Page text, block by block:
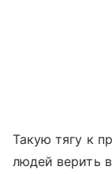
Такую тягу к
людей верить